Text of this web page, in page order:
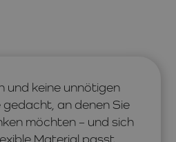
und keine unnötigen
gedacht, an denen Sie
möchten – und sich
Material passt